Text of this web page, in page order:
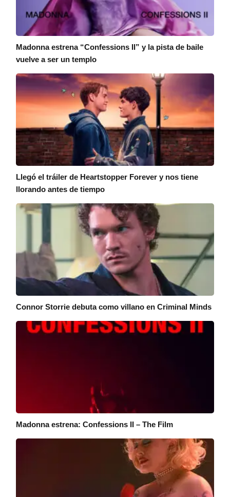
Madonna estrena “Confessions II” y la pista de baile
vuelve a ser un templo
Llegó el tráiler de Heartstopper Forever y nos tiene
llorando antes de tiempo
Connor Storrie debuta como villano en Criminal Minds
Madonna estrena: Confessions II – The Film